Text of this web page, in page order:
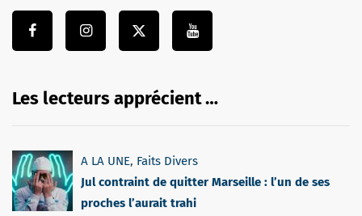
Les lecteurs apprécient …
A LA UNE, Faits Divers
Jul contraint de quitter Marseille : l’un de ses
proches l’aurait trahi